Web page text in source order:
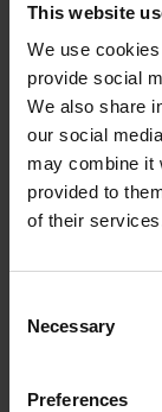
This website
We use
provide social
We also share
our social
may combine it
provided to
of their
Selection
Necessary
Preferences
± 15,0 µm
Messlänge
2000 mm